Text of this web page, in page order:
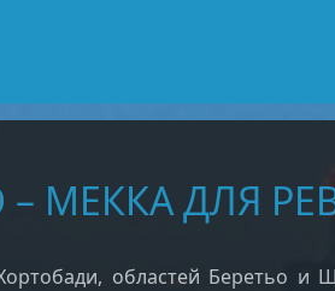
МЕККА ДЛЯ
областей Беретьо и